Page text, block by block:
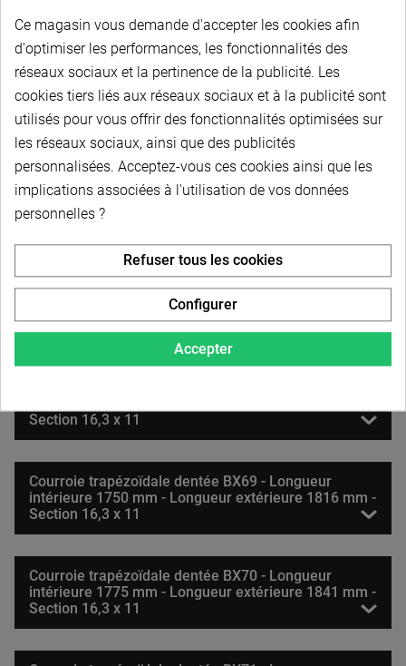
intérieure 1625 mm - Longueur extérieure 1691 m -
Section 16,3 x 11
Courroie trapézoïdale dentée BX65 - Longueur
intérieure 1650 mm - Longueur extérieure 1716 m -
Section 16,3 x 11
Courroie trapézoïdale dentée BX66 - Longueur
intérieure 1675 mm - Longueur extérieure 1741 m -
Courroie trapézoïdale dentée BX67 - Longueur
intérieure 1700 mm - Longueur extérieure 1766 m -
Section 16,3 x 11
Section 16,3 x 11
Courroie trapézoïdale dentée BX69 - Longueur
intérieure 1750 mm - Longueur extérieure 1816 mm -
Section 16,3 x 11
Courroie trapézoïdale dentée BX70 - Longueur
intérieure 1775 mm - Longueur extérieure 1841 mm -
Section 16,3 x 11
Ce magasin vous demande d'accepter les cookies afin
d'optimiser les performances, les fonctionnalités des
réseaux sociaux et la pertinence de la publicité. Les
cookies tiers liés aux réseaux sociaux et à la publicité sont
utilisés pour vous offrir des fonctionnalités optimisées sur
les réseaux sociaux, ainsi que des publicités
personnalisées. Acceptez-vous ces cookies ainsi que les
implications associées à l'utilisation de vos données
personnelles ?
Accepter
Refuser tous les cookies
Configurer